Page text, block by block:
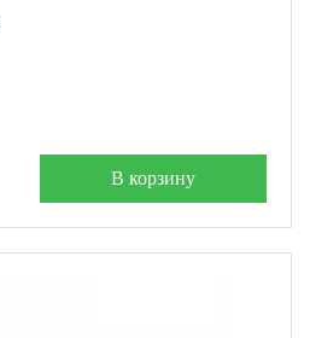
В корзину